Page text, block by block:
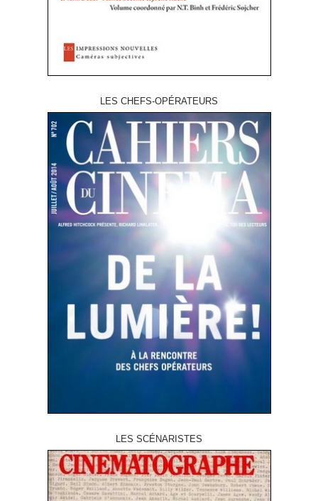
LES CHEFS-OPÉRATEURS
LES SCÉNARISTES